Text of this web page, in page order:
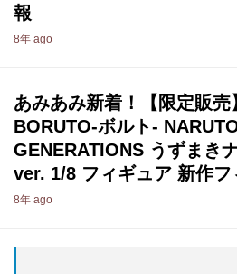
報
8年 ago
あみあみ新着！【限定販
BORUTO-ボルト-
GENERATIONS うずまき
ver. 1/8 フィギュア 新作フ
8年 ago